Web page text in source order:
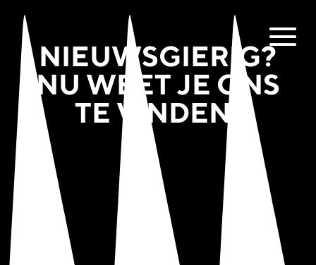
NIEUWSGIERIG?
NU WEET JE ONS
TE VINDEN!